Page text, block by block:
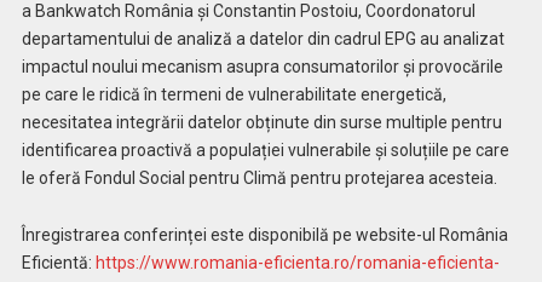
a Bankwatch România și Constantin Postoiu, Coordonatorul
departamentului de analiză a datelor din cadrul EPG au analizat
impactul noului mecanism asupra consumatorilor și provocările
pe care le ridică în termeni de vulnerabilitate energetică,
necesitatea integrării datelor obținute din surse multiple pentru
identificarea proactivă a populației vulnerabile și soluțiile pe care
le oferă Fondul Social pentru Climă pentru protejarea acesteia.
Înregistrarea conferinței este disponibilă pe website-ul România
Eficientă: https://www.romania-eficienta.ro/romania-eficienta-